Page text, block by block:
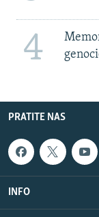
4
PRATITE NAS
INFO